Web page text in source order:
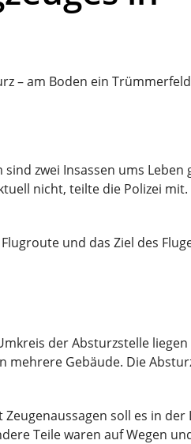
– am Boden ein
zwei Insassen ums Leben
nicht, teilte die Polizei mit.
und das Ziel des
der Absturzstelle
mehrere Gebäude. Die
soll es in
Teile waren auf Wegen